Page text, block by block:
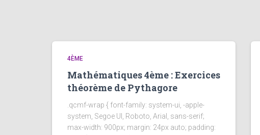
4ÈME
Mathématiques 4ème : Exercices
théorème de Pythagore
.qcmf-wrap { font-family: system-ui, -apple-
system, Segoe UI, Roboto, Arial, sans-serif;
max-width: 900px; margin: 24px auto; padding: